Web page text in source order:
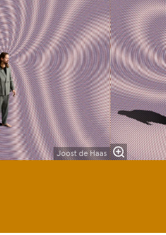
Joost de Haas